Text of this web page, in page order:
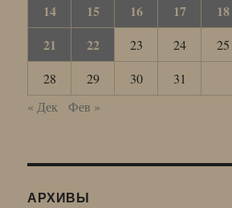
14
15 16 17 18
21
22 23 24 25
28
29 30
31
« Дек
Фев »
АРХИВЫ